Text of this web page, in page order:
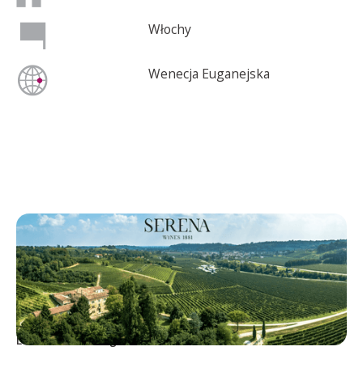
Włochy
Wenecja Euganejska
VINICOLA SERENA
Lekkie wina w kegach